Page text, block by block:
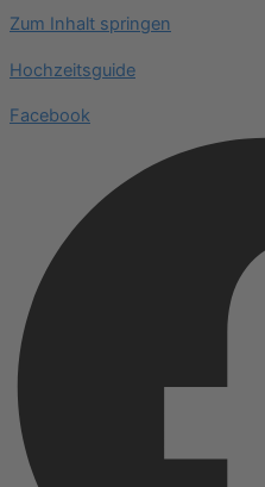
Zum Inhalt springen
Hochzeitsguide
Facebook